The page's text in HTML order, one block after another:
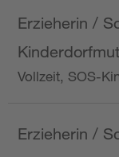
Erzieherin /
Vollzeit, SOS-
Erzieherin /